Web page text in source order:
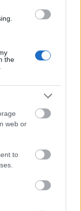
the
web or
to
parkfelújítás
parkját
ahol a
erősítése kerül a
minden köve
Angolkert